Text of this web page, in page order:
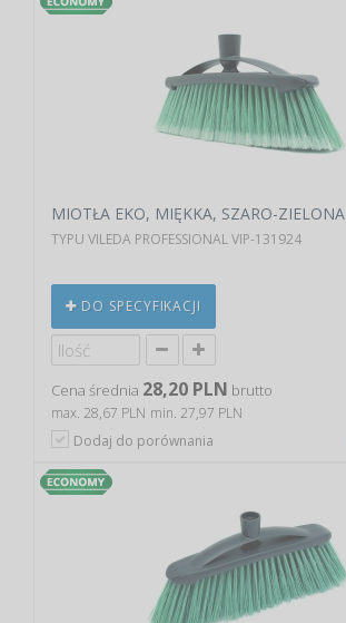
MIOTŁA EKO, MIĘKKA, SZARO-ZIELONA
TYPU VILEDA PROFESSIONAL VIP-131924
DO SPECYFIKACJI
Cena średnia 28,20 PLN brutto
max. 28,67 PLN min. 27,97 PLN
Dodaj do porównania